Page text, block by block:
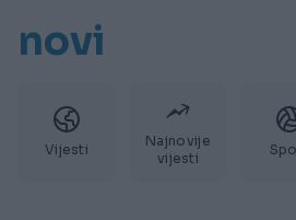
novi
Vijesti
Najnovije
vijesti